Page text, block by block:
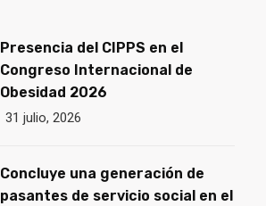
Presencia del CIPPS en el
Congreso Internacional de
Obesidad 2026
31 julio, 2026
Concluye una generación de
pasantes de servicio social en el